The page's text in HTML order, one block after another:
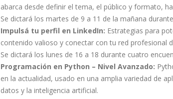
abarca desde definir el tema, el público y formato,
Se dictará los martes de 9 a 11 de la mañana
Impulsá tu perfil en LinkedIn: Estrategias para
contenido valioso y conectar con tu red profesional
Se dictará los lunes de 16 a 18 durante cuatro
Programación en Python – Nivel Avanzado:
en la actualidad, usado en una amplia variedad de
datos y la inteligencia artificial.